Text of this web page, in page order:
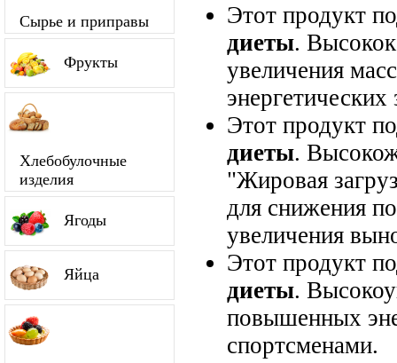
Сырье и приправы
Фрукты
Хлебобулочные
изделия
Ягоды
Яйца
Этот продукт
диеты.
увеличения
энергетических
Этот продукт
диеты.
"Жировая
для снижения
увеличения
Этот продукт
диеты.
повышенных
спортсменами.